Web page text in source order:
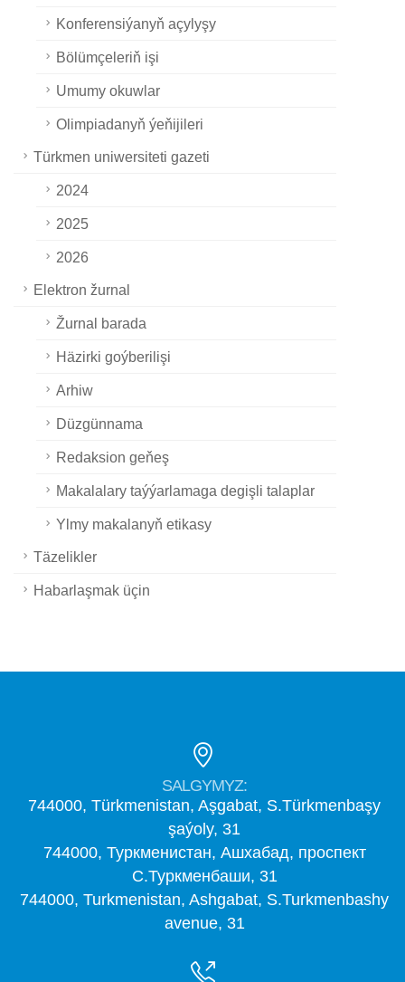
Konferensiýanyň açylyşy
Bölümçeleriň işi
Umumy okuwlar
Olimpiadanyň ýeňijileri
Türkmen uniwersiteti gazeti
2024
2025
2026
Elektron žurnal
Žurnal barada
Häzirki goýberilişi
Arhiw
Düzgünnama
Redaksion geňeş
Makalalary taýýarlamaga degişli talaplar
Ylmy makalanyň etikasy
Täzelikler
Habarlaşmak üçin
SALGYMYZ:
744000, Türkmenistan, Aşgabat, S.Türkmenbaşy
şaýoly, 31
744000, Туркменистан, Ашхабад, проспект
С.Туркменбаши, 31
744000, Turkmenistan, Ashgabat, S.Turkmenbashy
avenue, 31